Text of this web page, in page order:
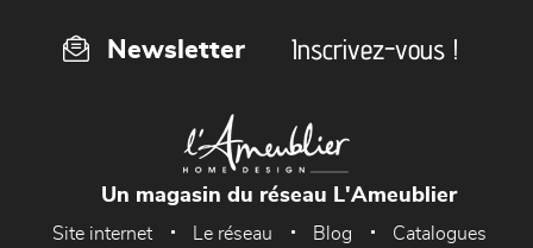
Newsletter Inscrivez-vous !
Un magasin du réseau L'Ameublier
Site internet Le réseau Blog Catalogues